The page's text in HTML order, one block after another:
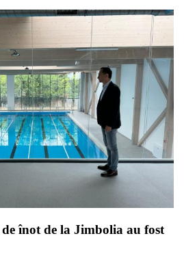
înot de la Jimbolia au fost